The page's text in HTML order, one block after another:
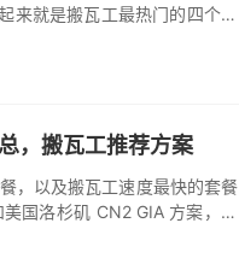
来就是搬瓦工最热门的四个机
，搬瓦工推荐方案
，以及搬瓦工速度最快的套餐
国洛杉矶 CN2 GIA 方案，还